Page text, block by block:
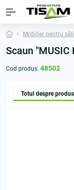
Mobilier pentru
Scaun "MUSIC
Cod produs: 48502
Totul despre produs